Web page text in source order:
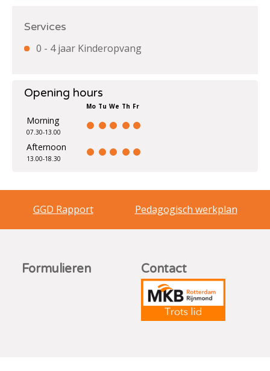
Services
0 - 4 jaar Kinderopvang
Opening hours
Mo Tu We Th Fr
Morning
07.30-13.00
Afternoon
13.00-18.30
GGD Rapport Pedagogisch werkplan
Formulieren Contact